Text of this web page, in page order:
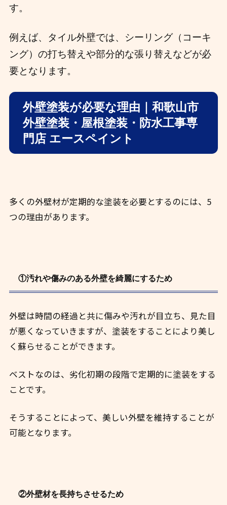
す。
例えば、タイル外壁では、シーリング（コーキ
ング）の打ち替えや部分的な張り替えなどが必
要となります。
外壁塗装が必要な理由｜和歌山市
外壁塗装・屋根塗装・防水工事専
門店 エースペイント
多くの外壁材が定期的な塗装を必要とするのには、5
つの理由があります。
①汚れや傷みのある外壁を綺麗にするため
外壁は時間の経過と共に傷みや汚れが目立ち、見た目
が悪くなっていきますが、塗装をすることにより美し
く蘇らせることができます。
ベストなのは、劣化初期の段階で定期的に塗装をする
ことです。
そうすることによって、美しい外壁を維持することが
可能となります。
②外壁材を長持ちさせるため